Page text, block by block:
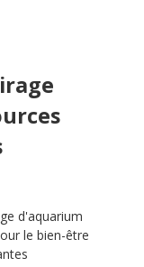
d'aquarium
le bien-être